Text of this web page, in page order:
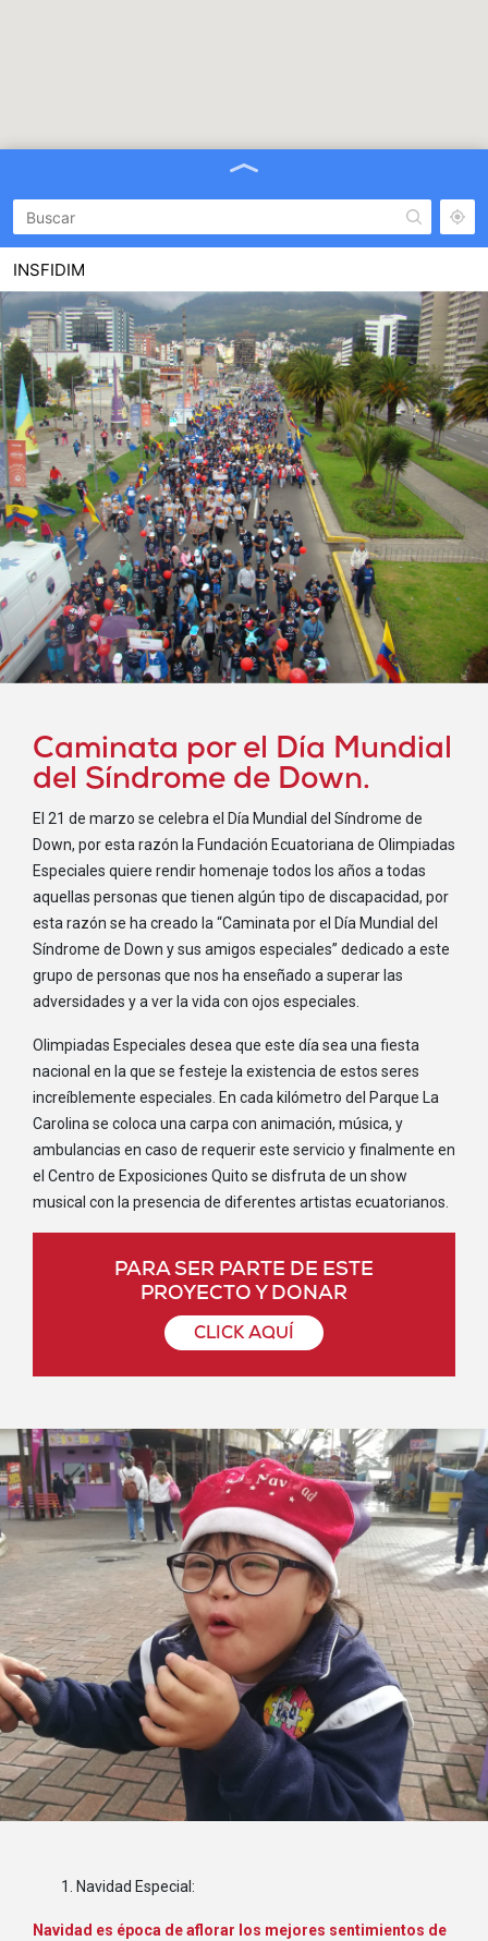
INSFIDIM
AGUSTIN MIRANDA 0E- 4- 119 Y APUELAS
2960000
INSTITUTO FISCAL DE EDUCACION ESPECIAL DEL ORO
MARCEL LANIADO DECIMA OESTE, DIAGONAL H.ESPERANZA
72933032
CENTRO DE RECURSOS Y APOYO A LA INCLUSION DE
PERSONAS CON DISCAPAICDAD
CALLEJON 3RO. 137 Y CALLE 6TA. URDESA NORTE
4887222
INSTITUTO FISCAL ESPECIAL STEPHER HAWKING
LUIS PASTEUR Y HUMBOLT ANTENAS TELECUENCA
72481442
INSTITUTTO DE EDUCACION ESPECIAL CAP. GIOVANNI
CALLE
2110018
FUDECAM
AV PABLO GUARDENAS 49 Y SEXTA TRASVERSAL
INSTITUTO FISCAL DE EDUCACION ESPECIAL
VIA ATACAMES JUNTO A LA ENTRADA DE AL CIUDADELA ESTUPIÑAN
93822784
ESCUELA FISCAL MIXTA JUNTOS VENCEREMOS
AVENIDA ELOY ALFARO KM 1, 5 MARGEN IZQUIERDO VIA CHONE
52696643
INSTITUTO DE EDUCACION ESPECIAL
CALLE OLIVA MIRANDA
52924389
INSTITUTO DE EDUCACION ESPECIAL HELEN KELLER
CIUDADELA LUIS ALFONSO CRESPO
BARRIO LOS BOSQUES CALLE 6 DE DICIEMBRE ENTRE AMAZONAS Y
ANDRES F.CORDOVA
072607053
ESCUELA DE EDUCACION ESPECIAL
ISLA SANTA CRUZ
052526145B
INSTITUTO DE EDUCACIONESPECIAL MANUEL BENJAMIN
PESANTES VALAREZO
SECTOR LOS HELECHOS CALLE A ENTRE 3RA. Y 4TA.
994550194
Caminata por el Día Mundial
del Síndrome de Down.
El 21 de marzo se celebra el Día Mundial del Síndrome de
Down, por esta razón la Fundación Ecuatoriana de Olimpiadas
Especiales quiere rendir homenaje todos los años a todas
aquellas personas que tienen algún tipo de discapacidad, por
esta razón se ha creado la “Caminata por el Día Mundial del
Síndrome de Down y sus amigos especiales” dedicado a este
grupo de personas que nos ha enseñado a superar las
adversidades y a ver la vida con ojos especiales.
Olimpiadas Especiales desea que este día sea una fiesta
nacional en la que se festeje la existencia de estos seres
increíblemente especiales. En cada kilómetro del Parque La
Carolina se coloca una carpa con animación, música, y
ambulancias en caso de requerir este servicio y finalmente en
el Centro de Exposiciones Quito se disfruta de un show
musical con la presencia de diferentes artistas ecuatorianos.
PARA SER PARTE DE ESTE
PROYECTO Y DONAR
CLICK AQUÍ
Navidad Especial:
Navidad es época de aflorar los mejores sentimientos de